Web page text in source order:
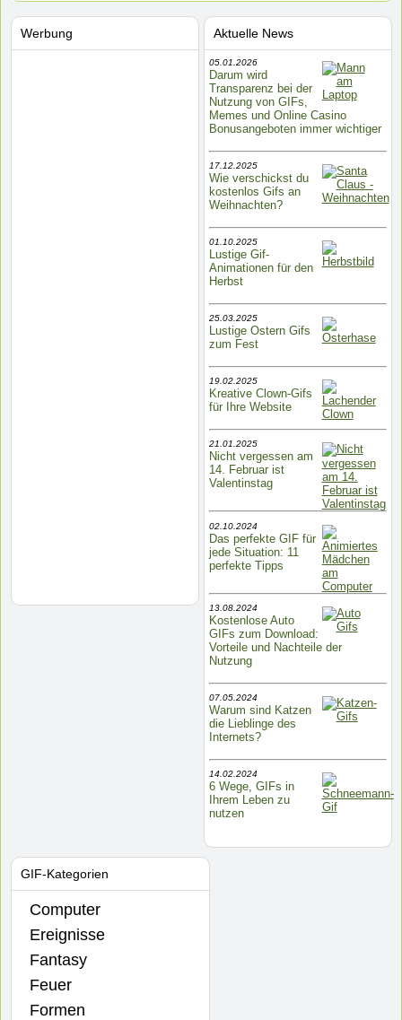
GIF-Kategorien
Computer
Ereignisse
Fantasy
Feuer
Formen
Aktuelle News
05.01.2026
Darum wird
Transparenz bei der
Nutzung von GIFs,
Memes und Online Casino
Bonusangeboten immer wichtiger
17.12.2025
Wie verschickst du
kostenlos Gifs an
Weihnachten?
01.10.2025
Lustige Gif-
Animationen für den
Herbst
25.03.2025
Lustige Ostern Gifs
zum Fest
19.02.2025
Kreative Clown-Gifs
für Ihre Website
21.01.2025
Nicht vergessen am
14. Februar ist
Valentinstag
02.10.2024
Das perfekte GIF für
jede Situation: 11
perfekte Tipps
13.08.2024
Kostenlose Auto
GIFs zum Download:
Vorteile und Nachteile der
Nutzung
07.05.2024
Warum sind Katzen
die Lieblinge des
Internets?
14.02.2024
6 Wege, GIFs in
Ihrem Leben zu
nutzen
Werbung